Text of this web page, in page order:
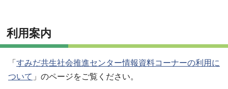
利用案内
「 すみだ共生社会推進センター情報資料コーナーの利用に
ついて 」のページをご覧ください。